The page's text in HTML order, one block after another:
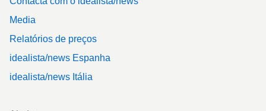
Media
Relatórios de preços
idealista/news Espanha
idealista/news Itália